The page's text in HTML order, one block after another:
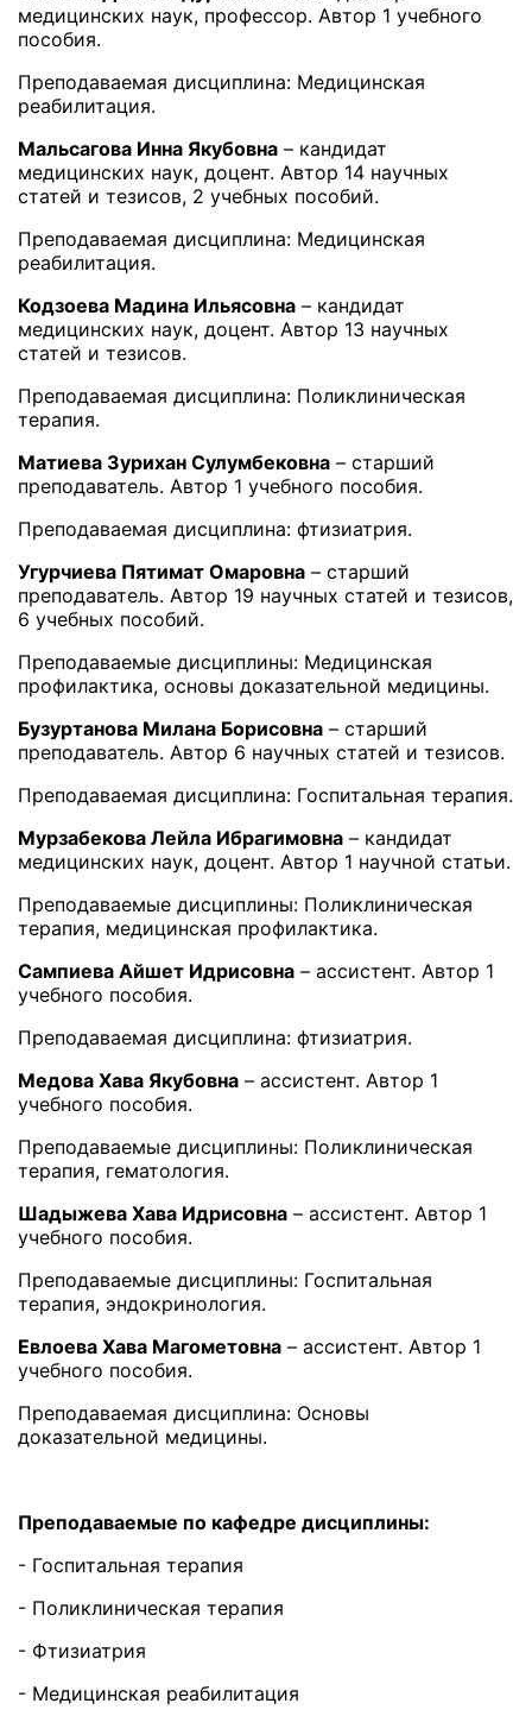
медицинских наук, профессор. Автор 1 учебного
пособия.
Преподаваемая дисциплина: Медицинская
реабилитация.
Мальсагова Инна Якубовна – кандидат
медицинских наук, доцент. Автор 14 научных
статей и тезисов, 2 учебных пособий.
Преподаваемая дисциплина: Медицинская
реабилитация.
Кодзоева Мадина Ильясовна – кандидат
медицинских наук, доцент. Автор 13 научных
статей и тезисов.
Преподаваемая дисциплина: Поликлиническая
терапия.
Матиева Зурихан Сулумбековна – старший
преподаватель. Автор 1 учебного пособия.
Преподаваемая дисциплина: фтизиатрия.
Угурчиева Пятимат Омаровна – старший
преподаватель. Автор 19 научных статей и тезисов,
6 учебных пособий.
Преподаваемые дисциплины: Медицинская
профилактика, основы доказательной медицины.
Бузуртанова Милана Борисовна – старший
преподаватель. Автор 6 научных статей и тезисов.
Преподаваемая дисциплина: Госпитальная терапия.
Мурзабекова Лейла Ибрагимовна – кандидат
медицинских наук, доцент. Автор 1 научной статьи.
Преподаваемые дисциплины: Поликлиническая
терапия, медицинская профилактика.
Сампиева Айшет Идрисовна – ассистент. Автор 1
учебного пособия.
Преподаваемая дисциплина: фтизиатрия.
Медова Хава Якубовна – ассистент. Автор 1
учебного пособия.
Преподаваемые дисциплины: Поликлиническая
терапия, гематология.
Шадыжева Хава Идрисовна – ассистент. Автор 1
учебного пособия.
Преподаваемые дисциплины: Госпитальная
терапия, эндокринология.
Евлоева Хава Магометовна – ассистент. Автор 1
учебного пособия.
Преподаваемая дисциплина: Основы
доказательной медицины.
Преподаваемые по кафедре дисциплины:
- Госпитальная терапия
- Поликлиническая терапия
- Фтизиатрия
- Медицинская реабилитация